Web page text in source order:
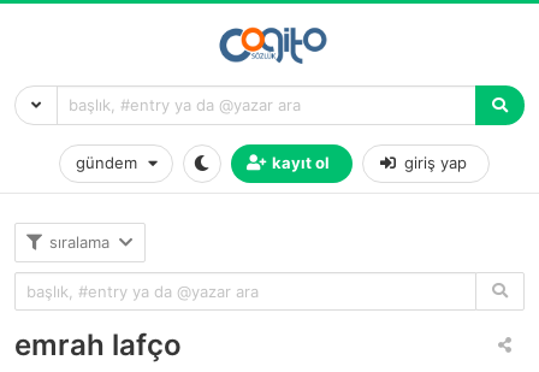
gündem kayıt ol giriş yap
sıralama
emrah lafço